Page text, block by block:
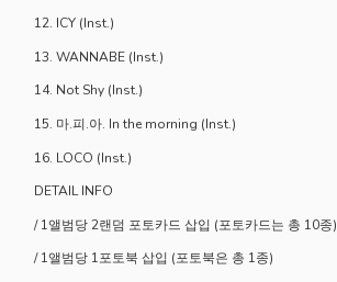
12. ICY (Inst.)
13. WANNABE (Inst.)
14. Not Shy (Inst.)
15. 마.피.아. In the morning (Inst.)
16. LOCO (Inst.)
DETAIL INFO
/ 1앨범당 2랜덤 포토카드 삽입 (포토카드는 총 10종)
/ 1앨범당 1포토북 삽입 (포토북은 총 1종)